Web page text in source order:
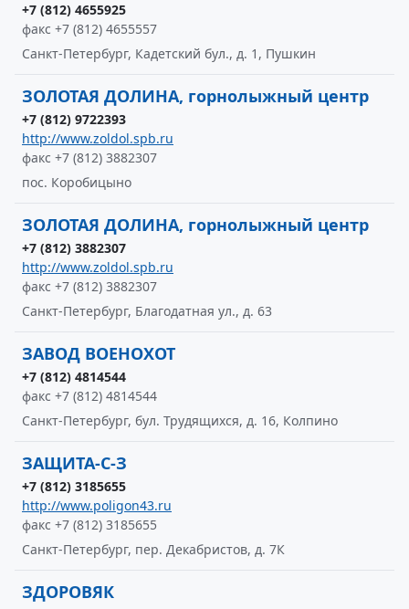
+7 (812) 4655925
факс +7 (812) 4655557
Санкт-Петербург, Кадетский бул., д. 1, Пушкин
ЗОЛОТАЯ ДОЛИНА, горнолыжный центр
+7 (812) 9722393
http://www.zoldol.spb.ru
факс +7 (812) 3882307
пос. Коробицыно
ЗОЛОТАЯ ДОЛИНА, горнолыжный центр
+7 (812) 3882307
http://www.zoldol.spb.ru
факс +7 (812) 3882307
Санкт-Петербург, Благодатная ул., д. 63
ЗАВОД ВОЕНОХОТ
+7 (812) 4814544
факс +7 (812) 4814544
Санкт-Петербург, бул. Трудящихся, д. 16, Колпино
ЗАЩИТА-С-З
+7 (812) 3185655
http://www.poligon43.ru
факс +7 (812) 3185655
Санкт-Петербург, пер. Декабристов, д. 7К
ЗДОРОВЯК